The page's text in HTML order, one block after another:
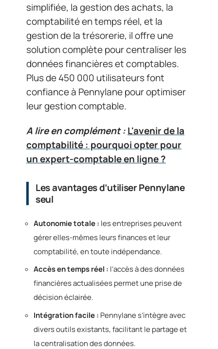
simplifiée, la gestion des achats, la
comptabilité en temps réel, et la
gestion de la trésorerie, il offre une
solution complète pour centraliser les
données financières et comptables.
Plus de 450 000 utilisateurs font
confiance à Pennylane pour optimiser
leur gestion comptable.
A lire en complément :L'avenir de la
comptabilité : pourquoi opter pour
un expert-comptable en ligne ?
Les avantages d’utiliser Pennylane
seul
Autonomie totale : les entreprises peuvent
gérer elles-mêmes leurs finances et leur
comptabilité, en toute indépendance.
Accès en temps réel : l’accès à des données
financières actualisées permet une prise de
décision éclairée.
Intégration facile : Pennylane s’intègre avec
divers outils existants, facilitant le partage et
la centralisation des données.